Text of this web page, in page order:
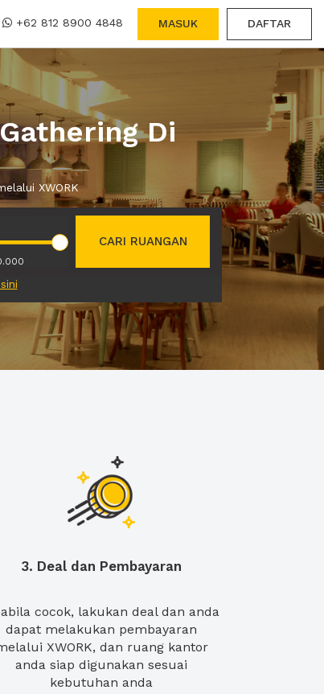
+62 812 8900 4848 MASUK DAFTAR
Di
XWORK
CARI RUANGAN
3. Deal dan Pembayaran
cocok, lakukan deal dan anda
dapat melakukan pembayaran
XWORK, dan ruang kantor
anda siap digunakan sesuai
kebutuhan anda